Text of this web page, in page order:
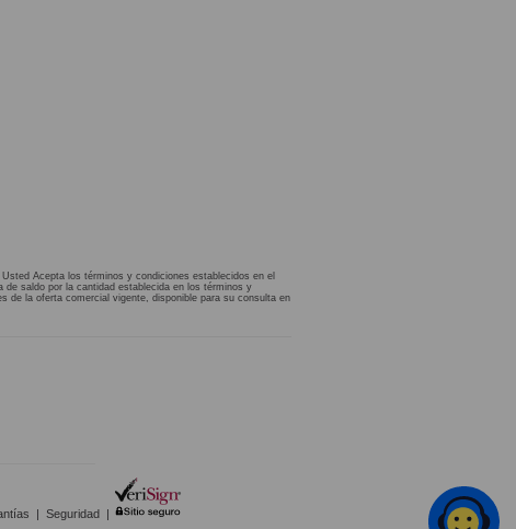
Acepta los términos y condiciones establecidos en el
saldo por la cantidad establecida en los términos y
de la oferta comercial vigente, disponible para su consulta en
| Seguridad |